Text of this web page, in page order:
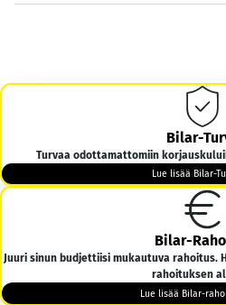
Bilar-
Turvaa odottamattomiin
Lue lisää Bilar-
Bilar-
Juuri sinun budjettiisi mukautuva rahoitus.
rahoituksen
Lue lisää Bilar-